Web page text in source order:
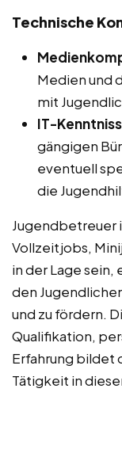
Technische
Medien und
mit
IT-
gängigen
eventuell
die
Jugendbetreuer
Vollzeitjobs,
in der Lage sein,
den
und zu fördern.
Qualifikation,
Erfahrung bildet
Tätigkeit in